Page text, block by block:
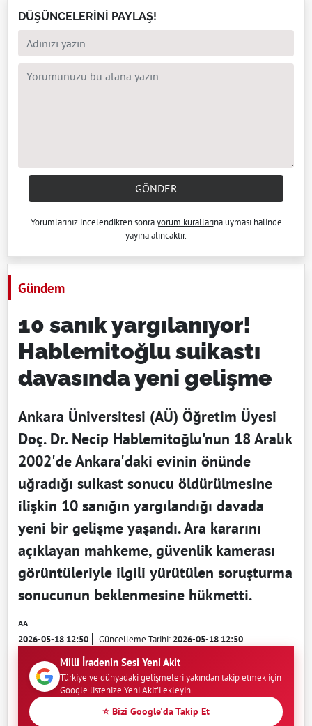
DÜŞÜNCELERİNİ PAYLAŞ!
GÖNDER
Yorumlarınız incelendikten sonrayorum kurallarına uyması halinde
yayına alıncaktır.
Gündem
10 sanık yargılanıyor!
Hablemitoğlu suikastı
davasında yeni gelişme
Ankara Üniversitesi (AÜ) Öğretim Üyesi
Doç. Dr. Necip Hablemitoğlu'nun 18 Aralık
2002'de Ankara'daki evinin önünde
uğradığı suikast sonucu öldürülmesine
ilişkin 10 sanığın yargılandığı davada
yeni bir gelişme yaşandı. Ara kararını
açıklayan mahkeme, güvenlik kamerası
görüntüleriyle ilgili yürütülen soruşturma
sonucunun beklenmesine hükmetti.
AA
2026-05-18 12:50 Güncelleme Tarihi:2026-05-18 12:50
Milli İradenin Sesi Yeni Akit
Türkiye ve dünyadaki gelişmeleri yakından takip etmek için
Google listenize Yeni Akit'i ekleyin.
⭐ Bizi Google'da Takip Et